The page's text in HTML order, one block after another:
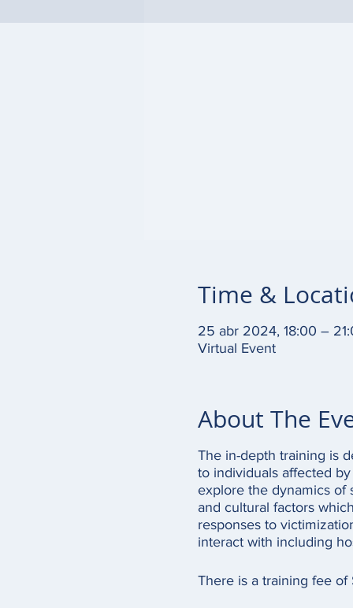
Time &
25 abr 2024, 18:00 –
Virtual Event
About The
The in-depth training is
to individuals affected
explore the dynamics of
and cultural factors
responses to
interact with including
There is a training fee